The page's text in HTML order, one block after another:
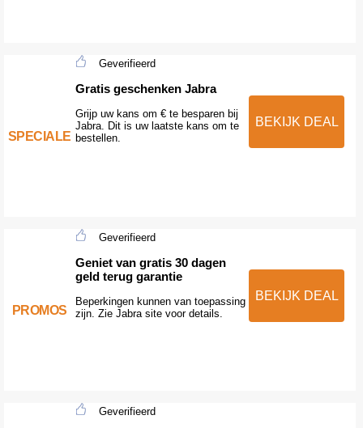
SPECIALE
Geverifieerd
Gratis geschenken Jabra
Grijp uw kans om € te besparen bij
Jabra. Dit is uw laatste kans om te
bestellen.
BEKIJK DEAL
PROMOS
Geverifieerd
Geniet van gratis 30 dagen
geld terug garantie
Beperkingen kunnen van toepassing
zijn. Zie Jabra site voor details.
BEKIJK DEAL
Geverifieerd